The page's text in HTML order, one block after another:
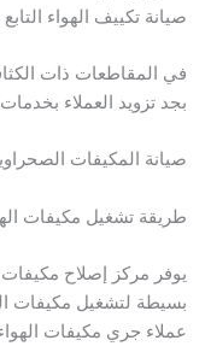
صيانة تكييف الهواء
في المقاطعات ذات
بجد تزويد العملاء
صيانة المكيفات
طريقة تشغيل مكيفات
يوفر مركز إصلاح
بسيطة لتشغيل مكيفات
عملاء جري مكيفات